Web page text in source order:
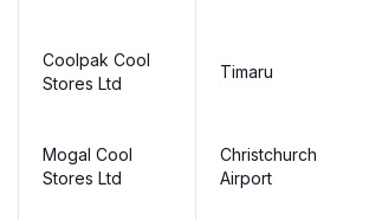
Coolpak Cool
Stores Ltd
Timaru
Mogal Cool
Stores Ltd
Christchurch
Airport